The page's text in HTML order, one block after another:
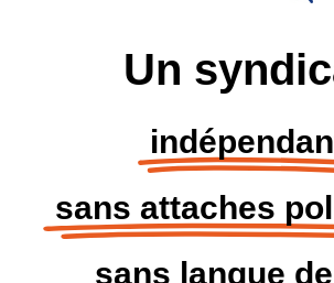
Un
sans attaches
sans langue